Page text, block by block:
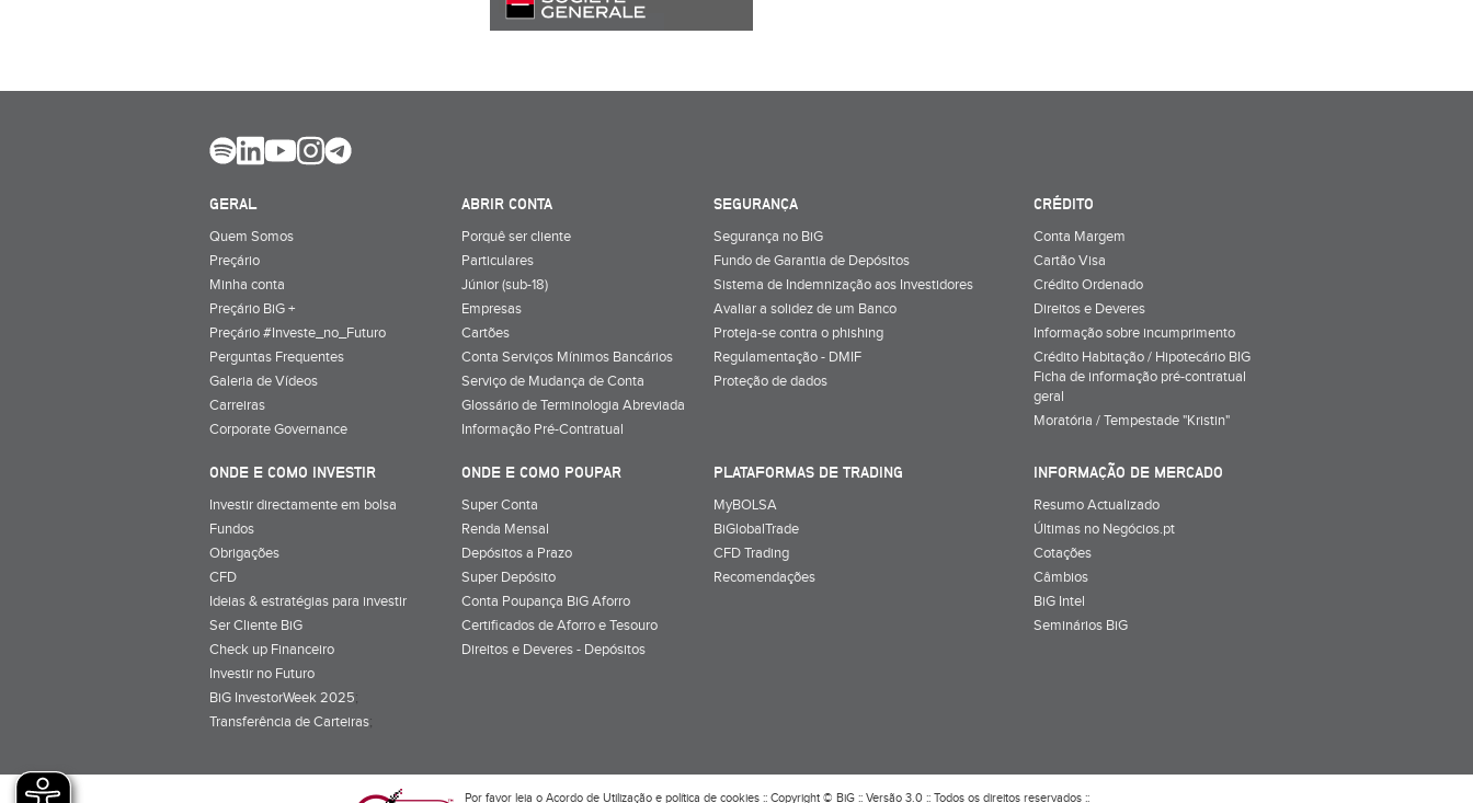
GERAL
Quem Somos
Preçário
Minha conta
Preçário BiG +
Preçário #Investe_no_Futuro
Perguntas Frequentes
Galeria de Vídeos
Carreiras
Corporate Governance
ABRIR CONTA
Porquê ser cliente
Particulares
Júnior (sub-18)
Empresas
Cartões
Conta Serviços Mínimos Bancários
Serviço de Mudança de Conta
Glossário de Terminologia Abreviada
Informação Pré-Contratual
SEGURANÇA
Segurança no BiG
Fundo de Garantia de Depósitos
Sistema de Indemnização aos Investidores
Avaliar a solidez de um Banco
Proteja-se contra o phishing
Regulamentação - DMIF
Proteção de dados
CRÉDITO
Conta Margem
Cartão Visa
Crédito Ordenado
Direitos e Deveres
Informação sobre incumprimento
Crédito Habitação / Hipotecário BIG
Ficha de informação pré-contratual
geral
Moratória / Tempestade "Kristin"
ONDE E COMO INVESTIR
Investir directamente em bolsa
Fundos
Obrigações
CFD
Ideias & estratégias para investir
Ser Cliente BiG
Check up Financeiro
Investir no Futuro
BiG InvestorWeek 2025;
Transferência de Carteiras;
ONDE E COMO POUPAR
Super Conta
Renda Mensal
Depósitos a Prazo
Super Depósito
Conta Poupança BiG Aforro
Certificados de Aforro e Tesouro
Direitos e Deveres - Depósitos
PLATAFORMAS DE TRADING
MyBOLSA
BiGlobalTrade
CFD Trading
Recomendações
INFORMAÇÃO DE MERCADO
Resumo Actualizado
Últimas no Negócios.pt
Cotações
Câmbios
BiG Intel
Seminários BiG
Por favor leia o Acordo de Utilizaçãoe política de cookies:: Copyright © BiG :: Versão 3.0 :: Todos os direitos reservados ::